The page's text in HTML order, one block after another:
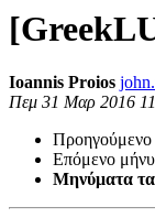
Ioannis Proios
Πεμ 31 Μαρ 2016
Επόμενο
Μηνύματα